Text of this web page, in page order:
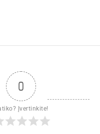
0
Įvertinkite!